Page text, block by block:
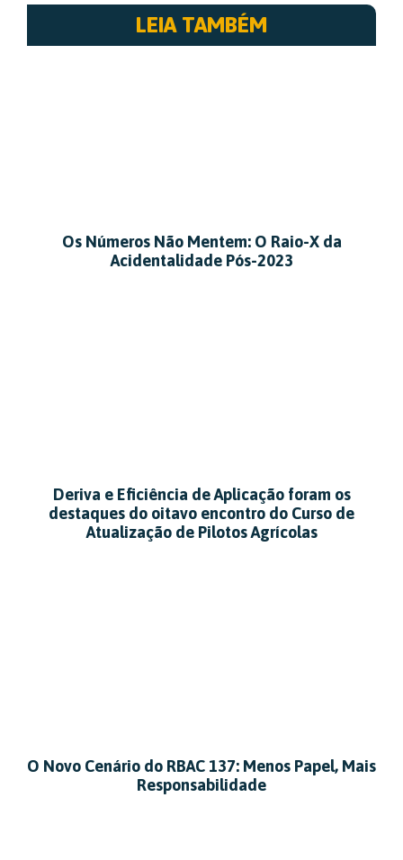
LEIA TAMBÉM
Os Números Não Mentem: O Raio-X da
Acidentalidade Pós-2023
Deriva e Eficiência de Aplicação foram os
destaques do oitavo encontro do Curso de
Atualização de Pilotos Agrícolas
O Novo Cenário do RBAC 137: Menos Papel, Mais
Responsabilidade